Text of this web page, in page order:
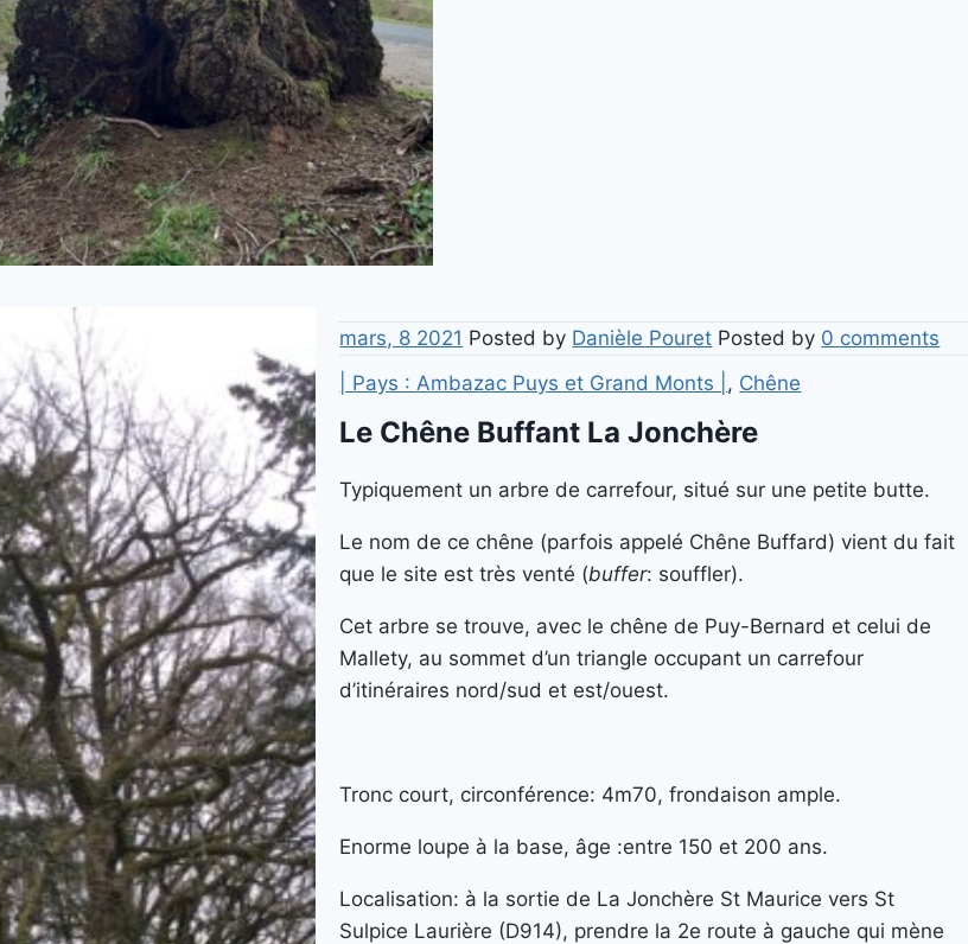
mars, 8 2021 Posted by Danièle Pouret Posted by 0 comments
| Pays : Ambazac Puys et Grand Monts | , Chêne
Le Chêne Buffant La Jonchère
Typiquement un arbre de carrefour, situé sur une petite butte.
Le nom de ce chêne (parfois appelé Chêne Buffard) vient du fait
que le site est très venté (buffer: souffler).
Cet arbre se trouve, avec le chêne de Puy-Bernard et celui de
Mallety, au sommet d’un triangle occupant un carrefour
d’itinéraires nord/sud et est/ouest.
Tronc court, circonférence: 4m70, frondaison ample.
Enorme loupe à la base, âge :entre 150 et 200 ans.
Localisation: à la sortie de La Jonchère St Maurice vers St
Sulpice Laurière (D914), prendre la 2e route à gauche qui mène